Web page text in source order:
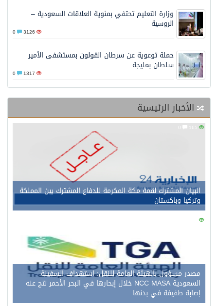
وزارة التعليم تحتفي بمئوية العلاقات السعودية –
الروسية
3126
حملة توعوية عن سرطان القولون بمستشفى الأمير
سلطان بمليجة
1317
الأخبار الرئيسية
البيان المشترك لقمة مكة المكرمة للدفاع المشترك بين المملكة
وتركيا وباكستان
161
مصدر مسؤول بالهيئة العامة للنقل: استهداف السفينة
السعودية NCC MASA خلال إبحارها في البحر الأحمر نتج عنه
إصابة طفيفة في بدنها